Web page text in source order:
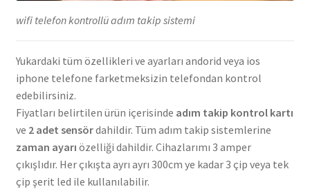
wifi telefon kontrollü adım takip sistemi
Yukardaki tüm özellikleri ve ayarları andorid veya ios
iphone telefone farketmeksizin telefondan kontrol
edebilirsiniz.
Fiyatları belirtilen ürün içerisinde adım takip kontrol kartı
ve 2 adet sensördahildir. Tüm adım takip sistemlerine
zaman ayarı özelliği dahildir. Cihazlarımı 3 amper
çıkışlıdır. Her çıkışta ayrı ayrı 300cm ye kadar 3 çip veya tek
çip şerit led ile kullanılabilir.